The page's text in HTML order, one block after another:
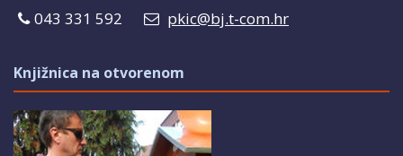
043 331 592
pkic@bj.t-com.hr
Knjižnica na otvorenom